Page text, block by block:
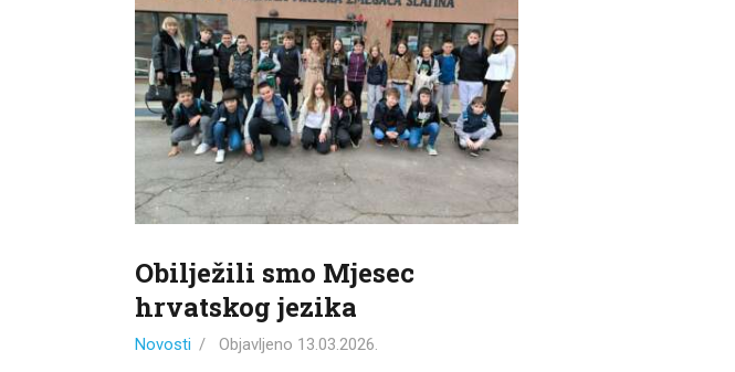
Obilježili smo Mjesec
hrvatskog jezika
Novosti Objavljeno 13.03.2026.